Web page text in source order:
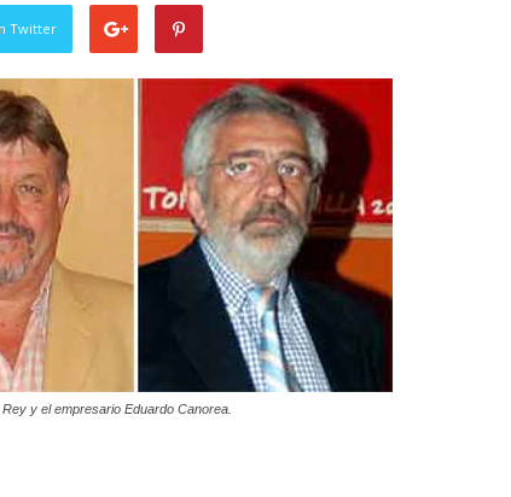
Twitter
y el empresario Eduardo Canorea.